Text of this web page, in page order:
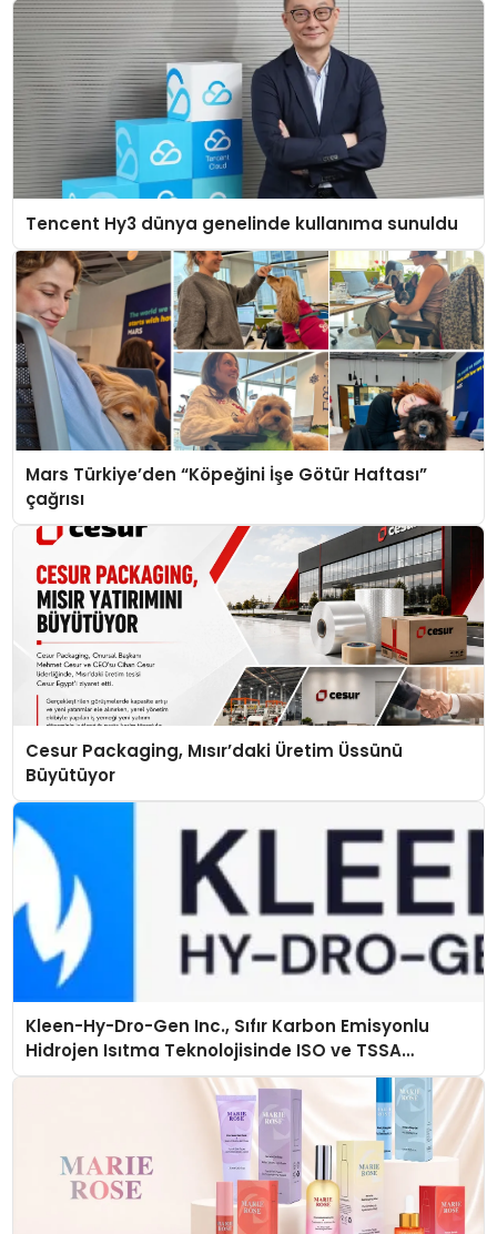
Tencent Hy3 dünya genelinde kullanıma sunuldu
Mars Türkiye’den “Köpeğini İşe Götür Haftası”
çağrısı
Cesur Packaging, Mısır’daki Üretim Üssünü
Büyütüyor
Kleen-Hy-Dro-Gen Inc., Sıfır Karbon Emisyonlu
Hidrojen Isıtma Teknolojisinde ISO ve TSSA
Düzenleyici Onaylarını Aldı